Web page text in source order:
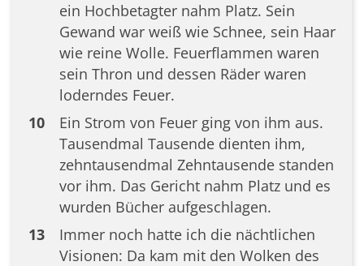
ein Hochbetagter nahm Platz. Sein
Gewand war weiß wie Schnee, sein Haar
wie reine Wolle. Feuerflammen waren
sein Thron und dessen Räder waren
loderndes Feuer.
10
Ein Strom von Feuer ging von ihm aus.
Tausendmal Tausende dienten ihm,
zehntausendmal Zehntausende standen
vor ihm. Das Gericht nahm Platz und es
wurden Bücher aufgeschlagen.
13
Immer noch hatte ich die nächtlichen
Visionen: Da kam mit den Wolken des